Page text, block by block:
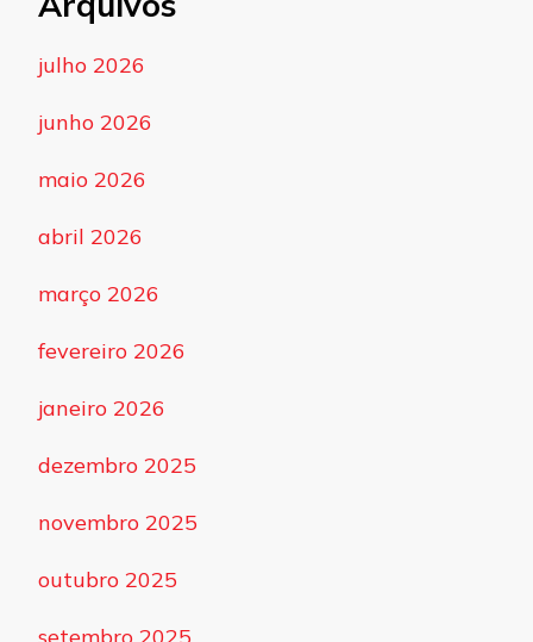
julho 2026
junho 2026
maio 2026
abril 2026
março 2026
fevereiro 2026
janeiro 2026
dezembro 2025
novembro 2025
outubro 2025
setembro 2025